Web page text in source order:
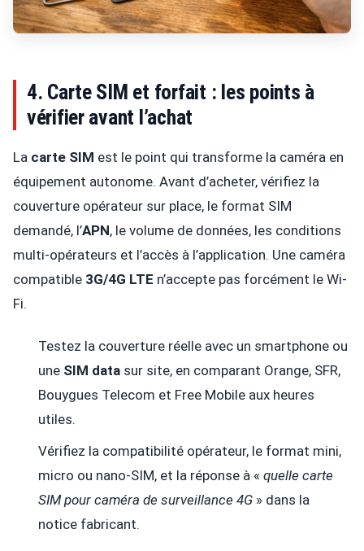
4. Carte SIM et forfait : les points à
vérifier avant l’achat
La carte SIM est le point qui transforme la caméra en
équipement autonome. Avant d’acheter, vérifiez la
couverture opérateur sur place, le format SIM
demandé, l’APN, le volume de données, les conditions
multi-opérateurs et l’accès à l’application. Une caméra
compatible 3G/4G LTE n’accepte pas forcément le Wi-
Fi.
Testez la couverture réelle avec un smartphone ou
une SIM datasur site, en comparant Orange, SFR,
Bouygues Telecom et Free Mobile aux heures
utiles.
Vérifiez la compatibilité opérateur, le format mini,
micro ou nano-SIM, et la réponse à « quelle carte
SIM pour caméra de surveillance 4G» dans la
notice fabricant.